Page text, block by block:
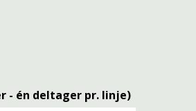
- én deltager pr. linje)